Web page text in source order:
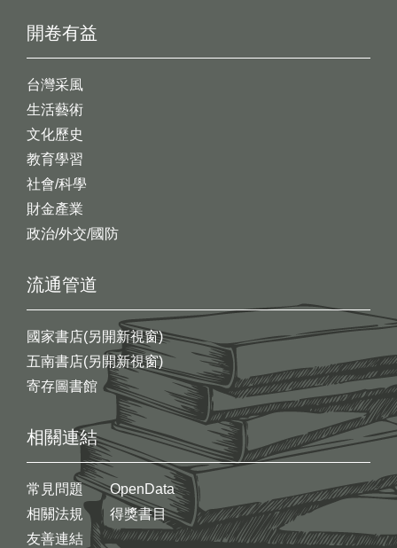
開卷有益
台灣采風
生活藝術
文化歷史
教育學習
社會/科學
財金產業
政治/外交/國防
流通管道
國家書店(另開新視窗)
五南書店(另開新視窗)
寄存圖書館
相關連結
常見問題
相關法規
友善連結
OpenData
得獎書目